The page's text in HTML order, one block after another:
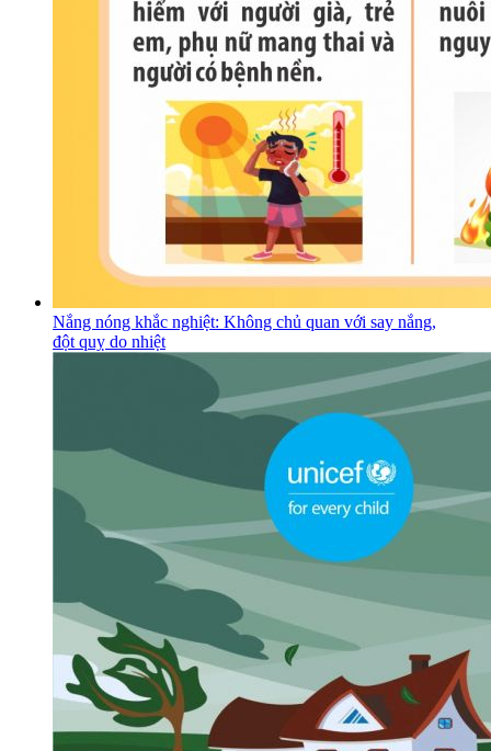
Nắng nóng khắc nghiệt: Không chủ quan với say nắng,
đột quỵ do nhiệt